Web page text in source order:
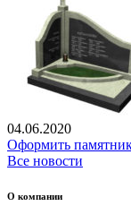
04.06.2020
Оформить
Все новости
О компании